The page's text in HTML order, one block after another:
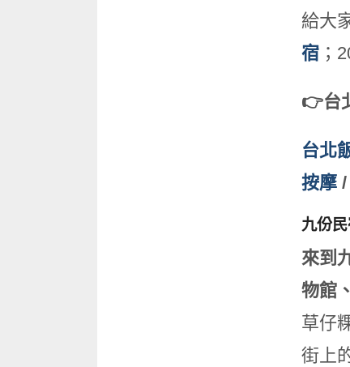
給大
宿；
👉台
台北
按摩/
九份
來到
物館
草仔
街上